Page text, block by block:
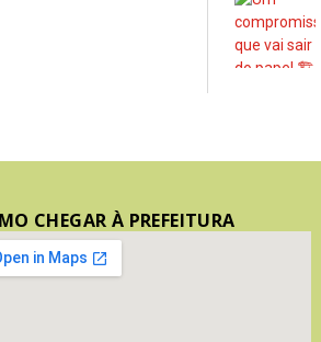
CHEGAR À PREFEITURA